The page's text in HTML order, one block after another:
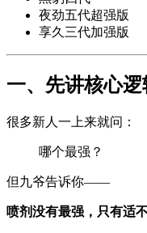
夜劲五代超强版
享久三代加强版
一、先讲核心
很多新人一上来就问：
哪个最强？
但九爷告诉你——
喷剂没有最强，只有适不